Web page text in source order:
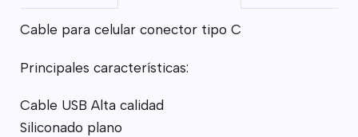
Cable para celular conector tipo C
Principales características:
Cable USB Alta calidad
Siliconado plano